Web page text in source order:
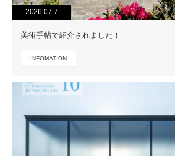
2026.07.7
美術手帖で紹介されました！
INFOMATION